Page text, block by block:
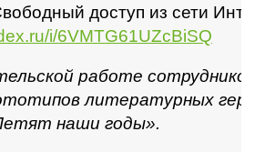
доступ из сети
i/6VMTG61UZcBiSQ
работе
литературных
наши годы».